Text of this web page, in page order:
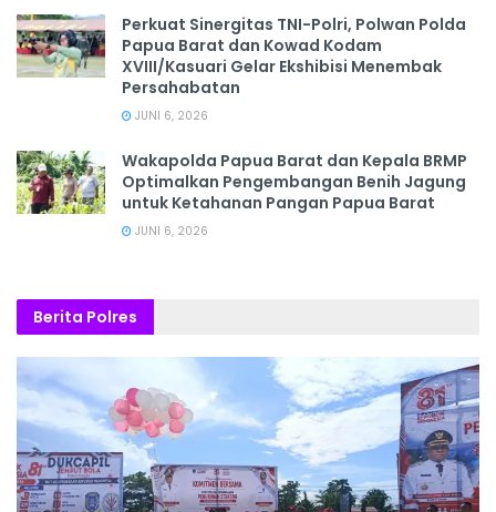
‎Perkuat Sinergitas TNI-Polri, Polwan Polda
Papua Barat dan Kowad Kodam
XVIII/Kasuari Gelar Ekshibisi Menembak
Persahabatan
JUNI 6, 2026
Wakapolda Papua Barat dan Kepala BRMP
Optimalkan Pengembangan Benih Jagung
untuk Ketahanan Pangan Papua Barat
JUNI 6, 2026
Berita Polres